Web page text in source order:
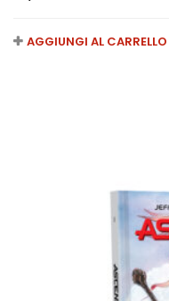
AGGIUNGI AL CARRELLO